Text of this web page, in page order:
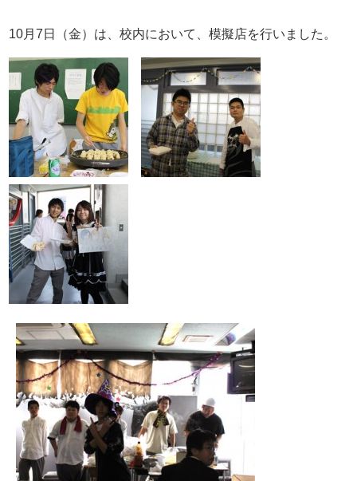
10月7日（金）は、校内において、模擬店を行いました。